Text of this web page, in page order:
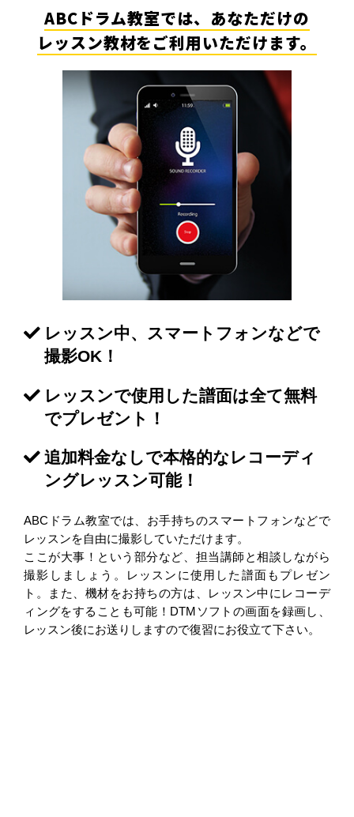
ABCドラム教室では、あなただけの
レッスン教材をご利用いただけます。
レッスン中、スマートフォンなどで
撮影OK！
レッスンで使用した譜面は全て無料
でプレゼント！
追加料金なしで本格的なレコーディ
ングレッスン可能！
ABCドラム教室では、お手持ちのスマートフォンなどで
レッスンを自由に撮影していただけます。
ここが大事！という部分など、担当講師と相談しながら
撮影しましょう。レッスンに使用した譜面もプレゼン
ト。また、機材をお持ちの方は、レッスン中にレコーデ
ィングをすることも可能！DTMソフトの画面を録画し、
レッスン後にお送りしますので復習にお役立て下さい。